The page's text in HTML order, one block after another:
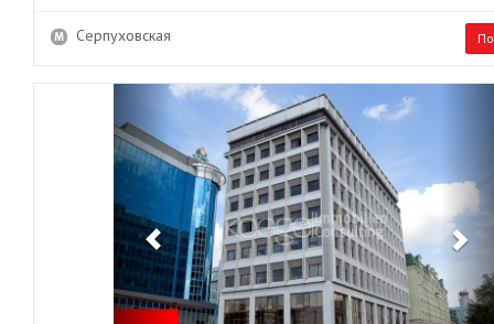
Серпуховская
Previous